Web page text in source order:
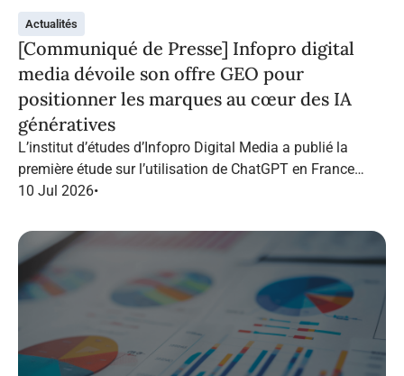
Actualités
[Communiqué de Presse] Infopro digital
media dévoile son offre GEO pour
positionner les marques au cœur des IA
génératives
L’institut d’études d’Infopro Digital Media a publié la
première étude sur l’utilisation de ChatGPT en France
dans le marketing B2B.
10 Jul 2026•